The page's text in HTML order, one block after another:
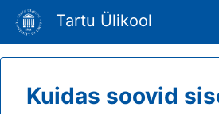
Tartu Ülikool
Kuidas soovid